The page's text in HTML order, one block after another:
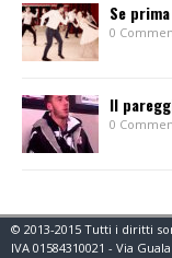
Se
0
Il
0
© 2013-2015 Tutti i diritti
IVA 01584310021 - Via